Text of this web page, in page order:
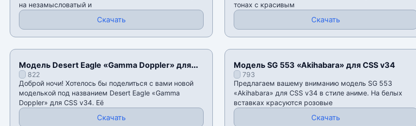
на незамысловатый и
Скачать
тонах с красивым
Скачать
Модель Desert Eagle «Gamma Doppler» для
CSS v34
822
Доброй ночи! Хотелось бы поделиться с вами новой
моделькой под названием Desert Eagle «Gamma
Doppler» для CSS v34. Её
Скачать
Модель SG 553 «Akihabara» для CSS v34
793
Предлагаем вашему вниманию модель SG 553
«Akihabara» для CSS v34 в стиле аниме. На белых
вставках красуются розовые
Скачать